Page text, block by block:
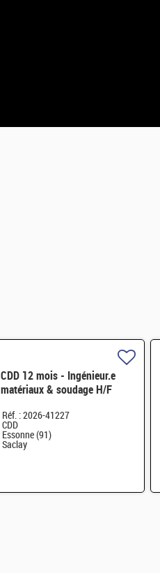
CDD 12 mois - Ingénieur.e
matériaux & soudage H/F
Réf. : 2026-41227
CDD
Essonne (91)
Saclay